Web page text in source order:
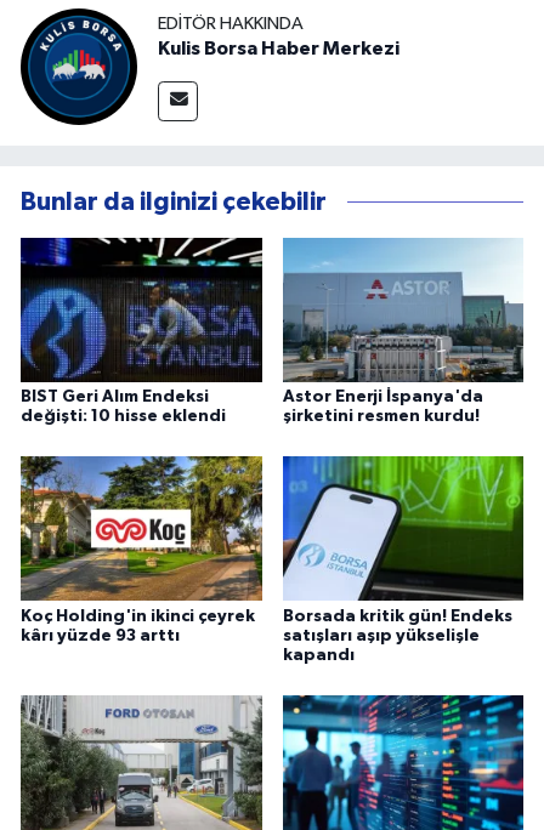
EDITÖR HAKKINDA
Kulis Borsa Haber Merkezi
Bunlar da ilginizi çekebilir
BIST Geri Alım Endeksi
değişti: 10 hisse eklendi
Astor Enerji İspanya'da
şirketini resmen kurdu!
Koç Holding'in ikinci çeyrek
kârı yüzde 93 arttı
Borsada kritik gün! Endeks
satışları aşıp yükselişle
kapandı